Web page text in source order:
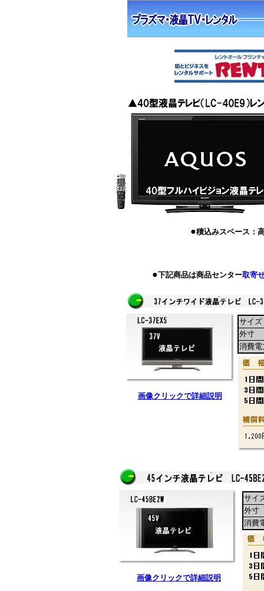
●積込みスペース：
●下記商品は商品センター取寄
画像クリックで詳細説明
サイズ
外寸
消費電
画像クリックで詳細説明
サイ
外寸
消費